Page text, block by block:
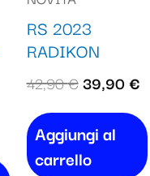
RS 2023
RADIKON
42,90€
42,90 €.
39,90€
Aggiungi al
carrello